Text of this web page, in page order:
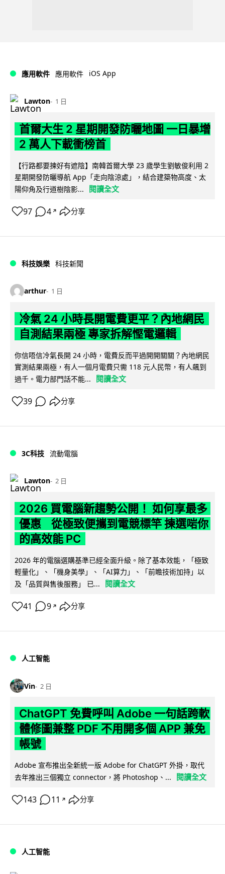
應用軟件 應用軟件 iOS App
Lawton 1 日
首爾大生 2 星期開發防曬地圖 一日暴增
2 萬人下載衝榜首
【行路都要揀好有遮陰】南韓首爾大學 23 歲學生劉敏俊利用 2
星期開發防曬導航 App「走向陰涼處」，結合建築物高度、太
陽仰角及行道樹陰影...
閱讀全文
97 4 ↗ 分享
科技娛樂 科技新聞
arthur 1 日
冷氣 24 小時長開電費更平？內地網民
自測結果兩極 專家拆解慳電邏輯
你信唔信冷氣長開 24 小時，電費反而平過開開關關？內地網民
實測結果兩極，有人一個月電費只需 118 元人民幣，有人飆到
過千。電力部門話不能...
閱讀全文
39 分享
3C科技 流動電腦
Lawton 2 日
2026 買電腦新趨勢公開！ 如何享最多
優惠 從極致便攜到電競標竿 揀選啱你
的高效能 PC
2026 年的電腦選購基準已經全面升級。除了基本效能，「極致
輕量化」、「機身美學」、「AI算力」、「前瞻技術加持」以
及「品質與售後服務」 已...
閱讀全文
41 9 ↗ 分享
人工智能
Vin 2 日
ChatGPT 免費呼叫 Adobe 一句話跨軟
體修圖兼整 PDF 不用開多個 APP 兼免
帳號
Adobe 宣布推出全新統一版 Adobe for ChatGPT 外掛，取代
去年推出三個獨立 connector，將 Photoshop、...
閱讀全文
143 11 ↗ 分享
人工智能